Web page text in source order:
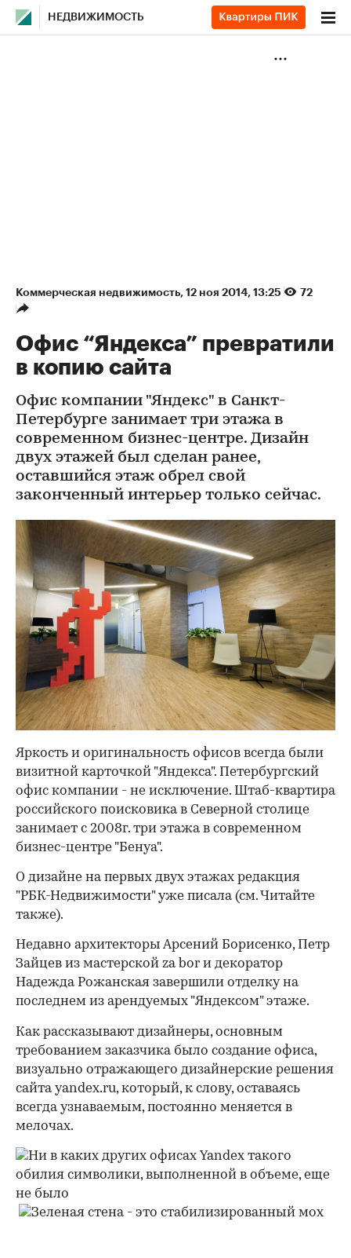
НЕДВИЖИМОСТЬ
Коммерческая недвижимость⁠, 12 ноя 2014, 13:25 72
Офис “Яндекса” превратили
в копию сайта
Офис компании "Яндекс" в Санкт-
Петербурге занимает три этажа в
современном бизнес-центре. Дизайн
двух этажей был сделан ранее,
оставшийся этаж обрел свой
законченный интерьер только сейчас.
Яркость и оригинальность офисов всегда были
визитной карточкой "Яндекса". Петербургский
офис компании - не исключение. Штаб-квартира
российского поисковика в Северной столице
занимает с 2008г. три этажа в современном
бизнес-центре "Бенуа".
О дизайне на первых двух этажах редакция
"РБК-Недвижимости" уже писала (см. Читайте
также).
Недавно архитекторы Арсений Борисенко, Петр
Зайцев из мастерской za bor и декоратор
Надежда Рожанская завершили отделку на
последнем из арендуемых "Яндексом" этаже.
00:00
Как рассказывают дизайнеры, основным
требованием заказчика было создание офиса,
визуально отражающего дизайнерские решения
сайта yandex.ru, который, к слову, оставаясь
всегда узнаваемым, постоянно меняется в
мелочах.